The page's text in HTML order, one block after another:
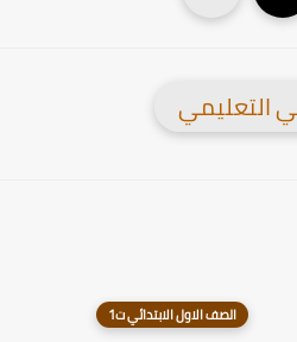
الصف الاول الابتدائي ت1